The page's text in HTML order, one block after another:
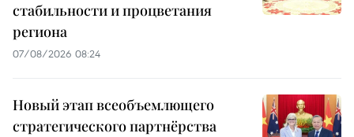
стабильности и процветания
региона
07/08/2026 08:24
Новый этап всеобъемлющего
стратегического партнёрства